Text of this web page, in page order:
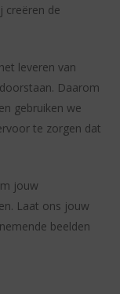
creëren de
leveren van
Daarom
gebruiken we
te zorgen dat
jouw
Laat ons jouw
beelden